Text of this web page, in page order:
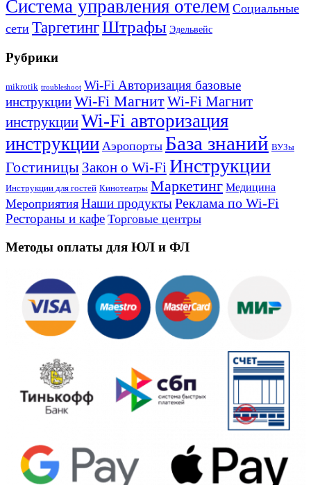
Система управления отелем Социальные
сети ТаргетингШтрафы Эдельвейс
Рубрики
mikrotik troubleshoot Wi-Fi Авторизация базовые
инструкцииWi-Fi МагнитWi-Fi Магнит
инструкцииWi-Fi авторизация
инструкции Аэропорты База знаний ВУЗы
Гостиницы Закон о Wi-FiИнструкции
Инструкции для гостей Кинотеатры Маркетинг Медицина
Мероприятия Наши продуктыРеклама по Wi-Fi
Рестораны и кафе Торговые центры
Методы оплаты для ЮЛ и ФЛ